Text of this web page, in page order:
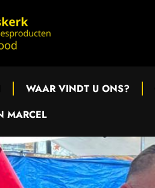
WAAR VINDT U ONS?
MARCEL